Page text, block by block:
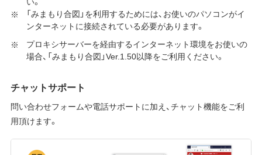
「みまもり合図」を利用するためには、お使いのパソコンがイ
ンターネットに接続されている必要があります。
プロキシサーバーを経由するインターネット環境をお使いの
場合、「みまもり合図」Ver.1.50以降をご利用ください。
チャットサポート
問い合わせフォームや電話サポートに加え、チャット機能をご利
用頂けます。